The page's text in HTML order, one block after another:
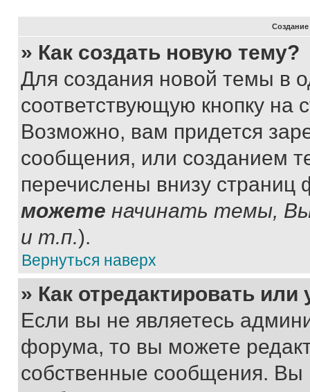
» Как создать новую тему?
Для создания новой темы в
соответствующую кнопку
Возможно, вам придется
сообщения, или созданием
перечислены внизу
можете начинать темы,
и т.п.).
Вернуться наверх
» Как отредактировать
Если вы не являетесь
форума, то вы можете
собственные сообщения. Вы